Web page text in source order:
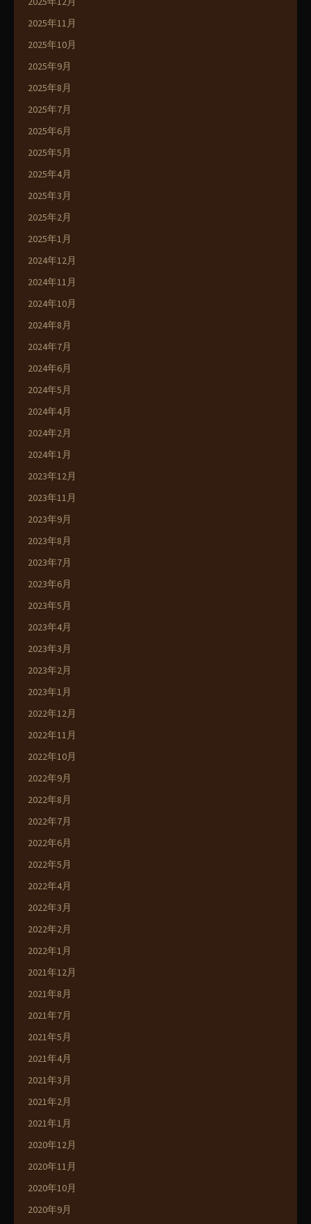
2025年11月
2025年10月
2025年9月
2025年8月
2025年7月
2025年6月
2025年5月
2025年4月
2025年3月
2025年2月
2025年1月
2024年12月
2024年11月
2024年10月
2024年8月
2024年7月
2024年6月
2024年5月
2024年4月
2024年2月
2024年1月
2023年12月
2023年11月
2023年9月
2023年8月
2023年7月
2023年6月
2023年5月
2023年4月
2023年3月
2023年2月
2023年1月
2022年12月
2022年11月
2022年10月
2022年9月
2022年8月
2022年7月
2022年6月
2022年5月
2022年4月
2022年3月
2022年2月
2022年1月
2021年12月
2021年8月
2021年7月
2021年5月
2021年4月
2021年3月
2021年2月
2021年1月
2020年12月
2020年11月
2020年10月
2020年9月